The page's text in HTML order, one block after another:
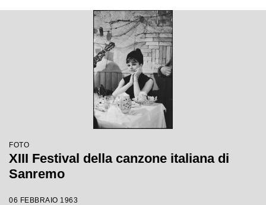
FOTO
XIII Festival della canzone italiana di
Sanremo
06 FEBBRAIO 1963